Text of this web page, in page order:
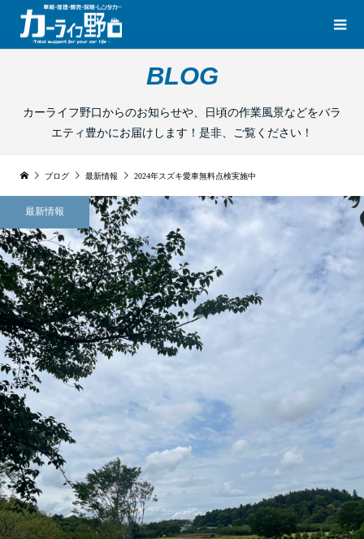
BLOG
カーライフ野口からのお知らせや、日頃の作業風景などをバラ
エティ豊かにお届けします！是非、ご覧ください！
ブログ 最新情報 2024年スズキ愛車無料点検実施中
最新情報